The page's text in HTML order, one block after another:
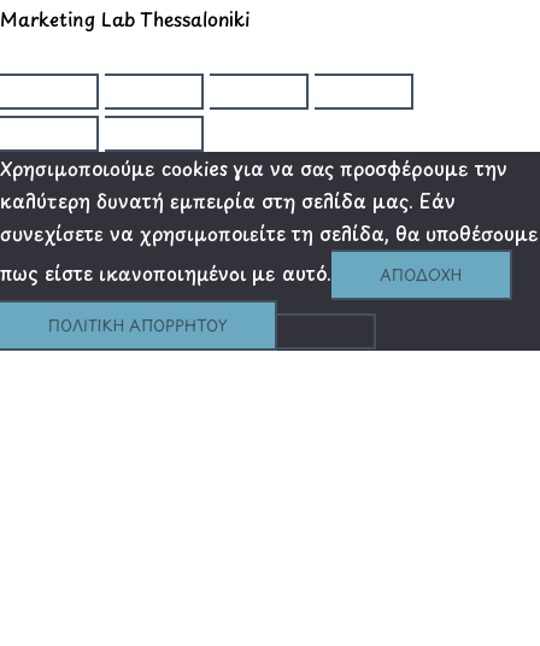
Marketing Lab Thessaloniki
Χρησιμοποιούμε cookies για να σας προσφέρουμε την
καλύτερη δυνατή εμπειρία στη σελίδα μας. Εάν
συνεχίσετε να χρησιμοποιείτε τη σελίδα, θα υποθέσουμε
πως είστε ικανοποιημένοι με αυτό.
ΑΠΟΔΟΧΉ
ΠΟΛΙΤΙΚΉ ΑΠΟΡΡΉΤΟΥ